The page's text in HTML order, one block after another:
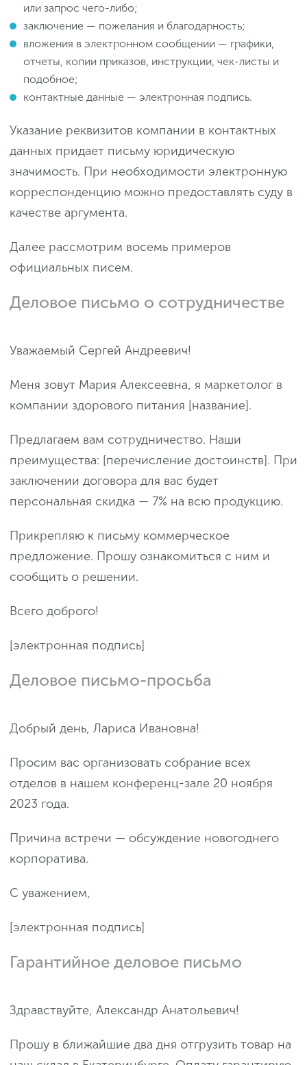
или запрос чего-либо;
заключение — пожелания и благодарность;
вложения в электронном сообщении — графики,
отчеты, копии приказов, инструкции, чек-листы и
подобное;
контактные данные — электронная подпись.
Указание реквизитов компании в контактных
данных придает письму юридическую
значимость. При необходимости электронную
корреспонденцию можно предоставлять суду в
качестве аргумента.
Далее рассмотрим восемь примеров
официальных писем.
Деловое письмо о сотрудничестве
Уважаемый Сергей Андреевич!
Меня зовут Мария Алексеевна, я маркетолог в
компании здорового питания [название].
Предлагаем вам сотрудничество. Наши
преимущества: [перечисление достоинств]. При
заключении договора для вас будет
персональная скидка — 7% на всю продукцию.
Прикрепляю к письму коммерческое
предложение. Прошу ознакомиться с ним и
сообщить о решении.
Всего доброго!
[электронная подпись]
Деловое письмо-просьба
Добрый день, Лариса Ивановна!
Просим вас организовать собрание всех
отделов в нашем конференц-зале 20 ноября
2023 года.
Причина встречи — обсуждение новогоднего
корпоратива.
С уважением,
[электронная подпись]
Гарантийное деловое письмо
Здравствуйте, Александр Анатольевич!
Прошу в ближайшие два дня отгрузить товар на